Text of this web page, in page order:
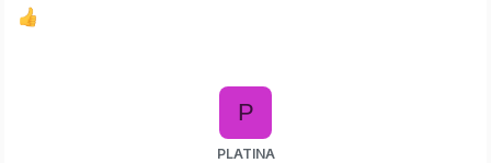
PLATINA
P